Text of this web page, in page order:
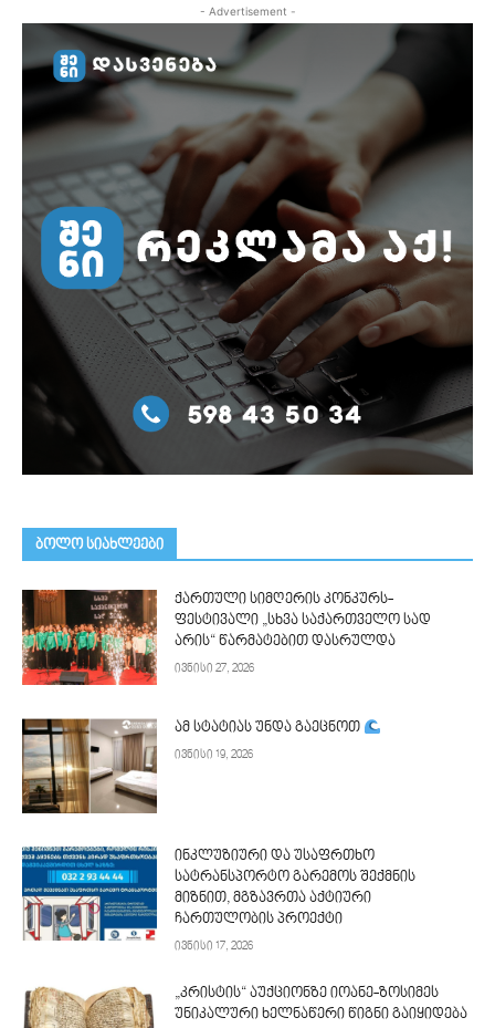
- Advertisement -
ᲑᲝᲚᲝ ᲡᲘᲐᲮᲚᲔᲔᲑᲘ
ქართული სიმღერის კონკურს-
ფესტივალი „სხვა საქართველო სად
არის“ წარმატებით დასრულდა
ივნისი 27, 2026
ამ სტატიას უნდა გაეცნოთ
ივნისი 19, 2026
ინკლუზიური და უსაფრთხო
სატრანსპორტო გარემოს შექმნის
მიზნით, მგზავრთა აქტიური
ჩართულობის პროექტი
ივნისი 17, 2026
„კრისტის“ აუქციონზე იოანე-ზოსიმეს
უნიკალური ხელნაწერი წიგნი გაიყიდება